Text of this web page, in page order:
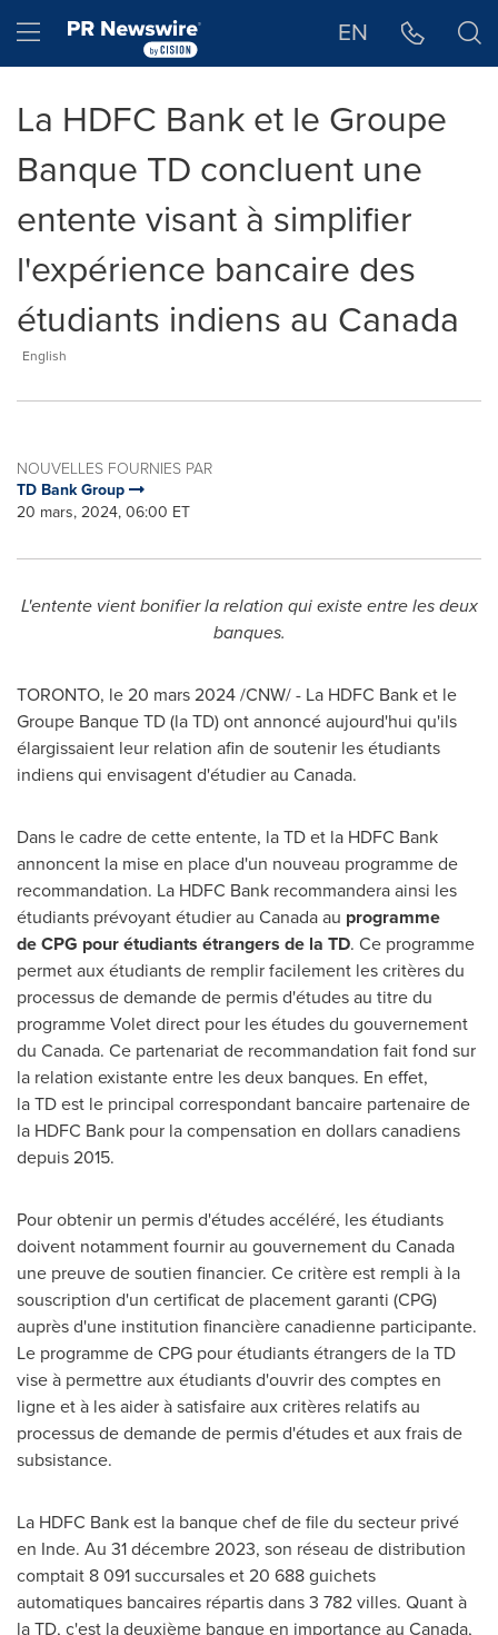
Hamburger menu EN
La HDFC Bank et le Groupe
Banque TD concluent une
entente visant à simplifier
l'expérience bancaire des
étudiants indiens au Canada
English
NOUVELLES FOURNIES PAR
TD Bank Group
20 mars, 2024, 06:00 ET
L'entente vient bonifier la relation qui existe entre les deux
banques.
TORONTO, le 20 mars 2024/CNW/ - La HDFC Bank et le
Groupe Banque TD (la TD) ont annoncé aujourd'hui qu'ils
élargissaient leur relation afin de soutenir les étudiants
indiens qui envisagent d'étudier au Canada.
Dans le cadre de cette entente, la TD et la HDFC Bank
annoncent la mise en place d'un nouveau programme de
recommandation. La HDFC Bank recommandera ainsi les
étudiants prévoyant étudier au Canadaau programme
de CPG pour étudiants étrangers de la TD. Ce programme
permet aux étudiants de remplir facilement les critères du
processus de demande de permis d'études au titre du
programme Volet direct pour les études du gouvernement
du Canada. Ce partenariat de recommandation fait fond sur
la relation existante entre les deux banques. En effet,
la TD est le principal correspondant bancaire partenaire de
la HDFC Bank pour la compensation en dollars canadiens
depuis 2015.
Pour obtenir un permis d'études accéléré, les étudiants
doivent notamment fournir au gouvernement du Canada
une preuve de soutien financier. Ce critère est rempli à la
souscription d'un certificat de placement garanti (CPG)
auprès d'une institution financière canadienne participante.
Le programme de CPG pour étudiants étrangers de la TD
vise à permettre aux étudiants d'ouvrir des comptes en
ligne et à les aider à satisfaire aux critères relatifs au
processus de demande de permis d'études et aux frais de
subsistance.
La HDFC Bank est la banque chef de file du secteur privé
en Inde. Au 31 décembre 2023, son réseau de distribution
comptait 8 091 succursales et 20 688 guichets
automatiques bancaires répartis dans 3 782 villes. Quant à
la TD, c'est la deuxième banque en importance au Canada,